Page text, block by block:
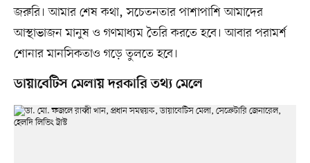
জরুরি। আমার শেষ কথা, সচেতনতার পাশাপাশি আমাদের
আস্থাভাজন মানুষ ও গণমাধ্যম তৈরি করতে হবে। আবার পরামর্শ
শোনার মানসিকতাও গড়ে তুলতে হবে।
ডায়াবেটিস মেলায় দরকারি তথ্য মেলে